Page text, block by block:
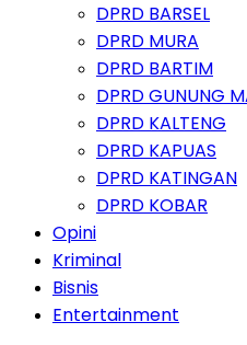
DPRD BARSEL
DPRD MURA
DPRD BARTIM
DPRD GUNUNG
DPRD KALTENG
DPRD KAPUAS
DPRD KATINGAN
DPRD KOBAR
Opini
Kriminal
Bisnis
Entertainment